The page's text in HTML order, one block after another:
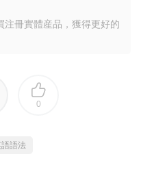
冊實體産品，獲得更好的
0
語法